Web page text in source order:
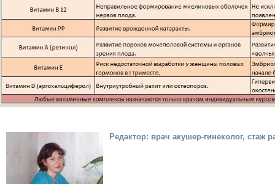
Редактор: врач акушер-гинеколог, стаж